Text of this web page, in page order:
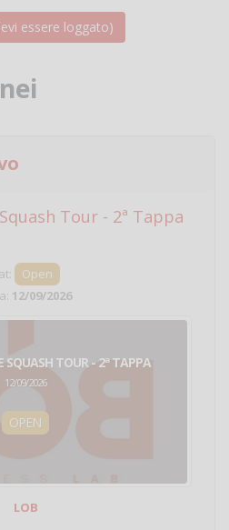
Tour - 2ª Tappa
Open
12/09/2026
SQUASH TOUR - 2ª TAPPA
12/09/2026
OPEN
LOB